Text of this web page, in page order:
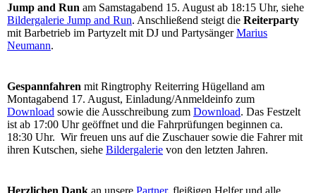
Jump and Run am Samstagabend 15. August ab 18:15 Uhr, siehe
Bildergalerie Jump and Run. Anschließend steigt die Reiterparty
mit Barbetrieb im Partyzelt mit DJ und PartysängerMarius
Neumann.
Gespannfahren mit Ringtrophy Reiterring Hügelland am
Montagabend 17. August, Einladung/Anmeldeinfo zum
Download sowie die Ausschreibung zum Download. Das Festzelt
ist ab 17:00 Uhr geöffnet und die Fahrprüfungen beginnen ca.
18:30 Uhr. Wir freuen uns auf die Zuschauer sowie die Fahrer mit
ihren Kutschen, siehe Bildergalerie von den letzten Jahren.